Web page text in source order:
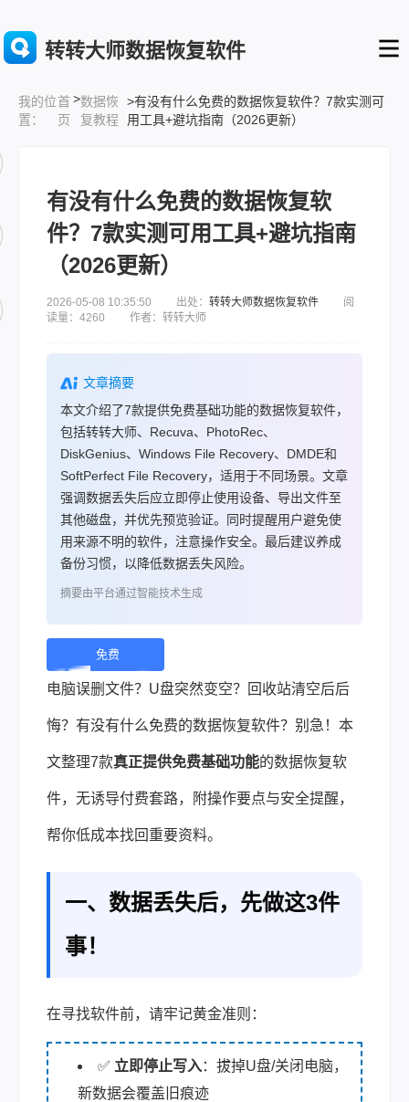
转转大师数据恢复软件
我的位
置：
首
页
>数据恢
复教程
>有没有什么免费的数据恢复软件？7款实测可
用工具+避坑指南（2026更新）
有没有什么免费的数据恢复软
件？7款实测可用工具+避坑指南
（2026更新）
2026-05-08 10:35:50 出处： 转转大师数据恢复软件 阅
读量：4260 作者：转转大师
文章摘要
本文介绍了7款提供免费基础功能的数据恢复软件，
包括转转大师、Recuva、PhotoRec、
DiskGenius、Windows File Recovery、DMDE和
SoftPerfect File Recovery，适用于不同场景。文章
强调数据丢失后应立即停止使用设备、导出文件至
其他磁盘，并优先预览验证。同时提醒用户避免使
用来源不明的软件，注意操作安全。最后建议养成
备份习惯，以降低数据丢失风险。
摘要由平台通过智能技术生成
免费
下
载 |
电脑误删文件？U盘突然变空？回收站清空后后
悔？有没有什么免费的数据恢复软件？别急！本
文整理7款真正提供免费基础功能的数据恢复软
件，无诱导付费套路，附操作要点与安全提醒，
帮你低成本找回重要资料。
一、数据丢失后，先做这3件
事！
在寻找软件前，请牢记黄金准则：
✅ 立即停止写入：拔掉U盘/关闭电脑，
新数据会覆盖旧痕迹